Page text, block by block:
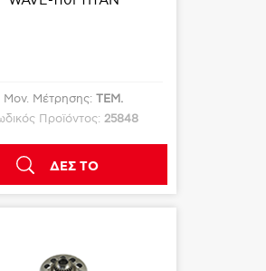
Μον. Μέτρησης: ΤΕΜ.
Προϊόντος: 25848
ΔΕΣ ΤΟ